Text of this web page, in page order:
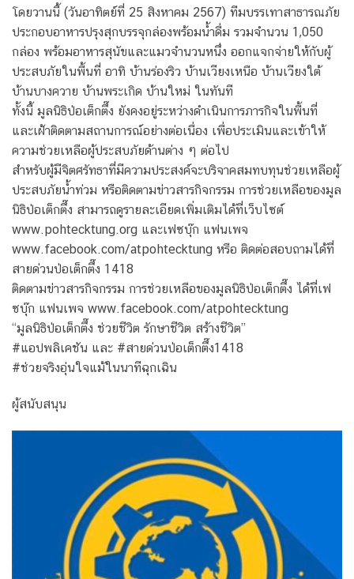
โดยวานนี้ (วันอาทิตย์ที่ 25 สิงหาคม 2567) ทีมบรรเทาสาธารณภัย
ประกอบอาหารปรุงสุกบรรจุกล่องพร้อมน้ำดื่ม รวมจำนวน 1,050
กล่อง พร้อมอาหารสุนัขและแมวจำนวนหนึ่ง ออกแจกจ่ายให้กับผู้
ประสบภัยในพื้นที่ อาทิ บ้านร่องริว บ้านเวียงเหนือ บ้านเวียงใต้
บ้านบางควาย บ้านพระเกิด บ้านใหม่ ในทันที
ทั้งนี้ มูลนิธิป่อเต็กตึ๊ง ยังคงอยู่ระหว่างดำเนินการภารกิจในพื้นที่
และเฝ้าติดตามสถานการณ์อย่างต่อเนื่อง เพื่อประเมินและเข้าให้
ความช่วยเหลือผู้ประสบภัยด้านต่าง ๆ ต่อไป
สำหรับผู้มีจิตศรัทธาที่มีความประสงค์จะบริจาคสมทบทุนช่วยเหลือผู้
ประสบภัยน้ำท่วม หรือติดตามข่าวสารกิจกรรม การช่วยเหลือของมูล
นิธิป่อเต็กตึ๊ง สามารถดูรายละเอียดเพิ่มเติมได้ที่เว็บไซต์
www.pohtecktung.org และเฟซบุ๊ก แฟนเพจ
www.facebook.com/atpohtecktung หรือ ติดต่อสอบถามได้ที่
สายด่วนป่อเต็กตึ๊ง 1418
ติดตามข่าวสารกิจกรรม การช่วยเหลือของมูลนิธิป่อเต็กตึ๊ง ได้ที่เฟ
ซบุ๊ก แฟนเพจ www.facebook.com/atpohtecktung
“มูลนิธิป่อเต็กตึ๊ง ช่วยชีวิต รักษาชีวิต สร้างชีวิต”
#แอปพลิเคชัน และ #สายด่วนป่อเต็กตึ๊ง1418
#ช่วยจริงอุ่นใจแม้ในนาทีฉุกเฉิน
ผู้สนับสนุน